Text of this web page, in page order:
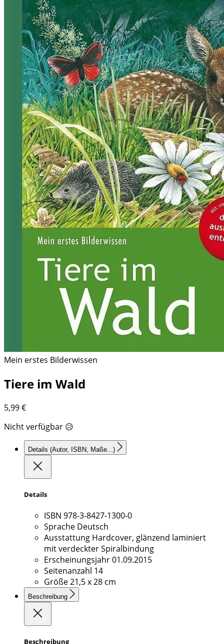
Mein erstes Bilderwissen
Tiere im Wald
5,99€
Nicht verfügbar 😥
Details (Autor, ISBN, Maße...)
Details
ISBN 978-3-8427-1300-0
Sprache Deutsch
Ausstattung Hardcover, glänzend laminiert
mit verdeckter Spiralbindung
Erscheinungsjahr01.09.2015
Seitenanzahl 14
Größe21,5 x 28 cm
Beschreibung
Beschreibung